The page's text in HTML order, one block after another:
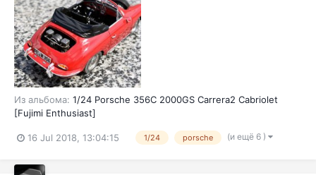
Из альбома: 1/24 Porsche 356C 2000GS Carrera2 Cabriolet
[Fujimi Enthusiast]
16 Jul 2018, 13:04:15 1/24 porsche (и ещё 6 )